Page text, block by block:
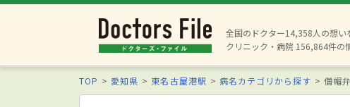
全国のドクター14,358人の想い
クリニック・病院 156,864件の
TOP 愛知県 東名古屋港駅 病名カテゴリから探す 僧帽